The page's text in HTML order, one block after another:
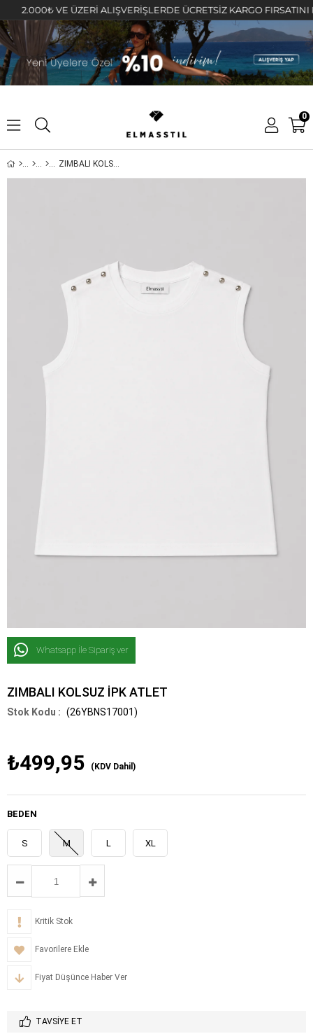
VE ÜZERİ ALIŞVERİŞLERDE ÜCRETSİZ KARGO FIRSATINI
0
ZIMBALI KOLSUZ İPK ATLET
Whatsapp İle Sipariş ver
ZIMBALI KOLSUZ İPK ATLET
(26YBNS17001)
₺499,95 (KDV Dahil)
BEDEN
S M L XL
Kritik Stok
Favorilere Ekle
Fiyat Düşünce Haber Ver
TAVSIYE ET